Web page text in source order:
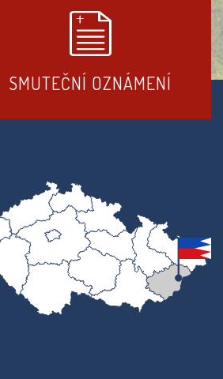
SMUTEČNÍ OZNÁMENÍ